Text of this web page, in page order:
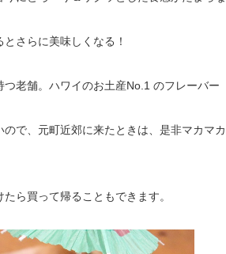
さらに美味しくなる！
老舗。ハワイのお土産No.1 のフレーバー
で、元町近郊に来たときは、是非マカマカ
ら買って帰ることもできます。